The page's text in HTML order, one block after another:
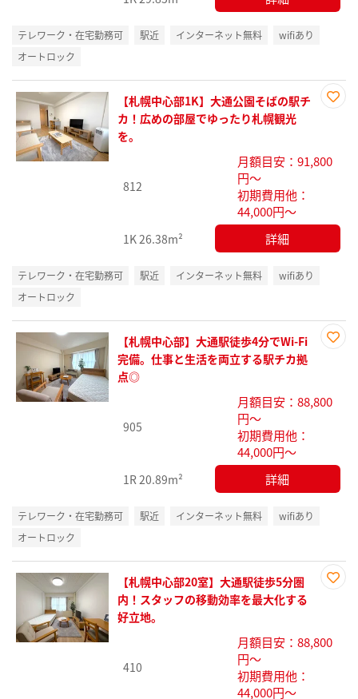
テレワーク・在宅勤務可 駅近 インターネット無料
wifiあり
オートロック
録
【札幌中心部1K】大通公園そばの駅チ
カ！広めの部屋でゆったり札幌観光
を。
812
月額目安：91,800
円～
初期費用他：
44,000円～
1K26.38m² 詳細
テレワーク・在宅勤務可 駅近 インターネット無料
wifiあり
オートロック
録
【札幌中心部】大通駅徒歩4分でWi-Fi
完備。仕事と生活を両立する駅チカ拠
点◎
905
月額目安：88,800
円～
初期費用他：
44,000円～
1R 20.89m² 詳細
テレワーク・在宅勤務可 駅近 インターネット無料
wifiあり
オートロック
録
【札幌中心部20室】大通駅徒歩5分圏
内！スタッフの移動効率を最大化する
好立地。
410
月額目安：88,800
円～
初期費用他：
44,000円～